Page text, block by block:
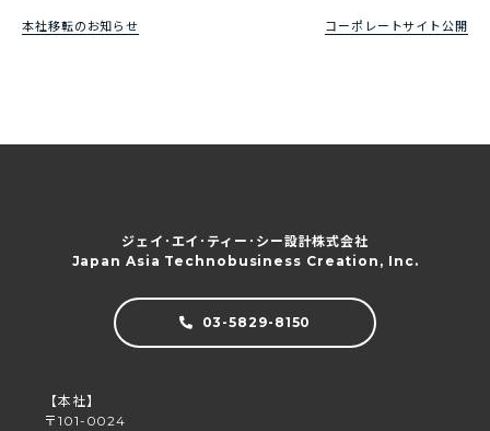
本社移転のお知らせ コーポレートサイト公開
ジェイ･エイ･ティー･シー設計株式会社
Japan Asia Technobusiness Creation, Inc.
03-5829-8150
【本社】
〒101-0024